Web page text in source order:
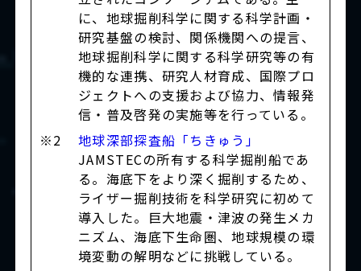
に、地球掘削科学に関する科学計画・
研究基盤の検討、関係機関への提言、
地球掘削科学に関する科学研究等の有
機的な連携、研究人材育成、国際プロ
ジェクトへの支援および協力、情報発
信・普及啓発の実施等を行っている。
※2
地球深部探査船「ちきゅう」
JAMSTECの所有する科学掘削船であ
る。海底下をより深く掘削するため、
ライザー掘削技術を科学研究に初めて
導入した。巨大地震・津波の発生メカ
ニズム、海底下生命圏、地球規模の環
境変動の解明などに挑戦している。